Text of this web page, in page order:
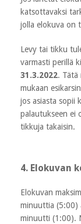
katsottavaksi
jolla elokuva on
Levy tai tikku
varmasti perillä
31.3.2022. Tätä
mukaan
jos asiasta sopii
palautukseen ei
tikkuja takaisin.
4. Elokuvan
Elokuvan
minuuttia (5:00)
minuutti (1:00).